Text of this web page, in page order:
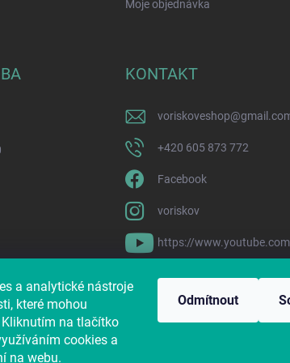
a analytické nástroje
které mohou
na tlačítko
cookies a
na webu.
Odmítnout
Moje objednávka
KONTAKT
voriskoveshop@
+420 605 873 772
Facebook
voriskov
https://
Jak nám pomůžete?